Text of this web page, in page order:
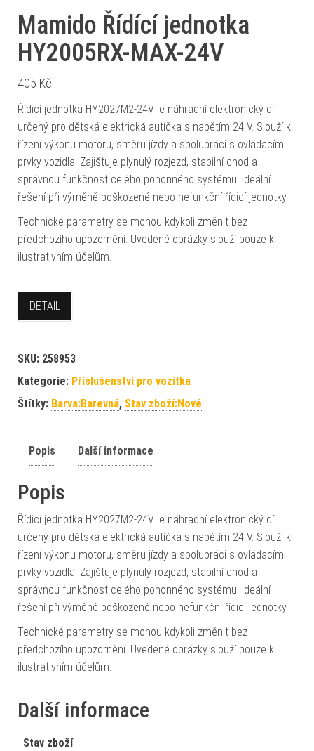
Mamido Řídící jednotka
HY2005RX-MAX-24V
405 Kč
Řídicí jednotka HY2027M2-24V je náhradní elektronický díl
určený pro dětská elektrická autíčka s napětím 24 V. Slouží k
řízení výkonu motoru, směru jízdy a spolupráci s ovládacími
prvky vozidla. Zajišťuje plynulý rozjezd, stabilní chod a
správnou funkčnost celého pohonného systému. Ideální
řešení při výměně poškozené nebo nefunkční řídicí jednotky.
Technické parametry se mohou kdykoli změnit bez
předchozího upozornění. Uvedené obrázky slouží pouze k
ilustrativním účelům.
DETAIL
SKU: 258953
Kategorie: Příslušenství pro vozítka
Štítky: Barva:Barevná, Stav zboží:Nové
Popis Další informace
Popis
Řídicí jednotka HY2027M2-24V je náhradní elektronický díl
určený pro dětská elektrická autíčka s napětím 24 V. Slouží k
řízení výkonu motoru, směru jízdy a spolupráci s ovládacími
prvky vozidla. Zajišťuje plynulý rozjezd, stabilní chod a
správnou funkčnost celého pohonného systému. Ideální
řešení při výměně poškozené nebo nefunkční řídicí jednotky.
Technické parametry se mohou kdykoli změnit bez
předchozího upozornění. Uvedené obrázky slouží pouze k
ilustrativním účelům.
Další informace
Stav zboží